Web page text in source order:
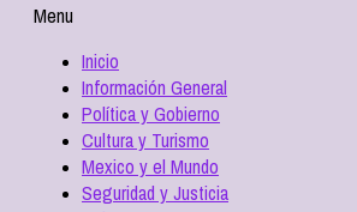
Menu
Inicio
Información General
Política y Gobierno
Cultura y Turismo
Mexico y el Mundo
Seguridad y Justicia